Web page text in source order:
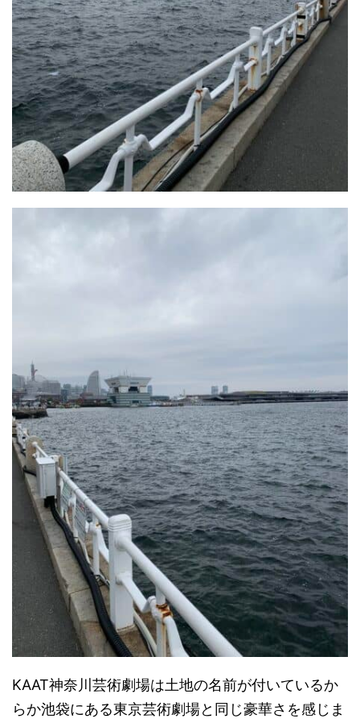
KAAT神奈川芸術劇場は土地の名前が付いているか
らか池袋にある東京芸術劇場と同じ豪華さを感じま